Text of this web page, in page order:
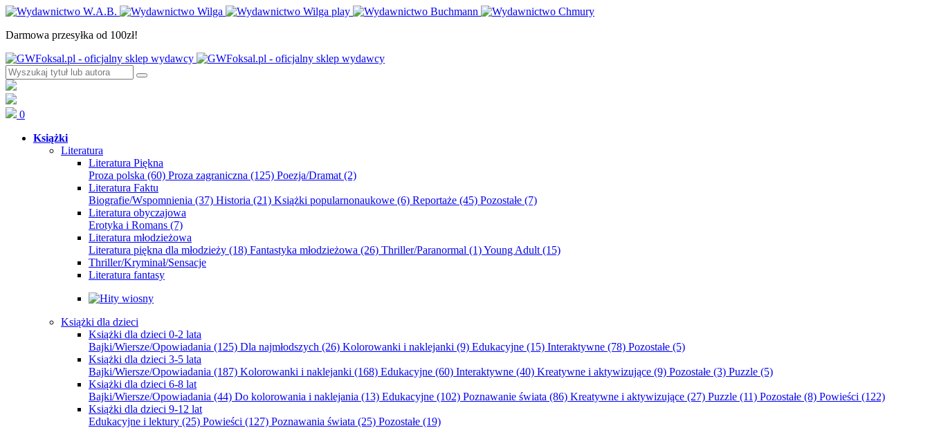
Darmowa przesyłka od 100zł!
0
Książki
Literatura
Literatura Piękna
Proza polska (60) Proza zagraniczna (125) Poezja/Dramat (2)
Literatura Faktu
Biografie/Wspomnienia (37) Historia (21) Książki popularnonaukowe (6) Reportaże (45) Pozostałe (7)
Literatura obyczajowa
Erotyka i Romans (7)
Literatura młodzieżowa
Literatura piękna dla młodzieży (18) Fantastyka młodzieżowa (26) Thriller/Paranormal (1)Young Adult (15)
Thriller/Kryminał/Sensacje
Literatura fantasy
Książki dla dzieci
Książki dla dzieci 0-2 lata
Bajki/Wiersze/Opowiadania (125) Dla najmłodszych (26) Kolorowanki i naklejanki (9) Edukacyjne (15) Interaktywne (78) Pozostałe (5)
Książki dla dzieci 3-5 lata
Bajki/Wiersze/Opowiadania (187) Kolorowanki i naklejanki (168) Edukacyjne (60) Interaktywne (40) Kreatywne i aktywizujące (9) Pozostałe (3) Puzzle (5)
Książki dla dzieci 6-8 lat
Bajki/Wiersze/Opowiadania (44) Do kolorowania i naklejania (13) Edukacyjne (102) Poznawanie świata (86) Kreatywne i aktywizujące (27) Puzzle (11) Pozostałe (8) Powieści (122)
Książki dla dzieci 9-12 lat
Edukacyjne i lektury (25) Powieści (127) Poznawania świata (25) Pozostałe (19)